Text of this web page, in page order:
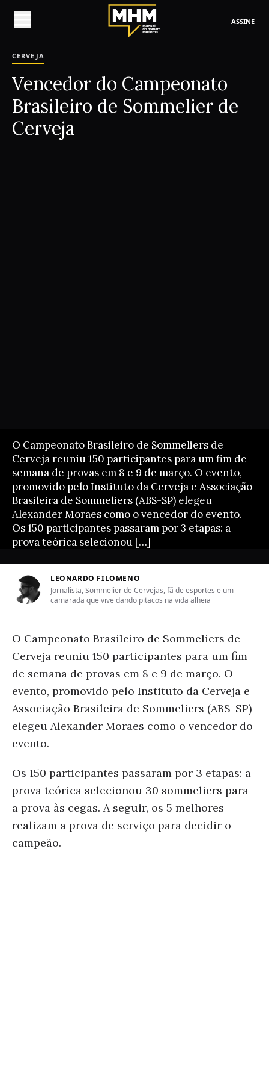
ASSINE
CERVEJA
Vencedor do Campeonato
Brasileiro de Sommelier de
Cerveja
O Campeonato Brasileiro de Sommeliers de
Cerveja reuniu 150 participantes para um fim de
semana de provas em 8 e 9 de março. O evento,
promovido pelo Instituto da Cerveja e Associação
Brasileira de Sommeliers (ABS-SP) elegeu
Alexander Moraes como o vencedor do evento.
Os 150 participantes passaram por 3 etapas: a
prova teórica selecionou […]
LEONARDO FILOMENO
Jornalista, Sommelier de Cervejas, fã de esportes e um
camarada que vive dando pitacos na vida alheia
O Campeonato Brasileiro de Sommeliers de
Cerveja reuniu 150 participantes para um fim
de semana de provas em 8 e 9 de março. O
evento, promovido pelo Instituto da Cerveja e
Associação Brasileira de Sommeliers (ABS-SP)
elegeu Alexander Moraes como o vencedor do
evento.
Os 150 participantes passaram por 3 etapas: a
prova teórica selecionou 30 sommeliers para
a prova às cegas. A seguir, os 5 melhores
realizam a prova de serviço para decidir o
campeão.